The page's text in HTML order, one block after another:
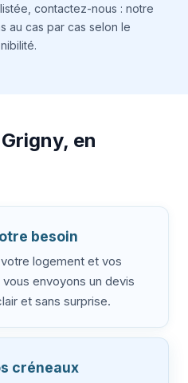
contactez-nous : notre
au cas par cas selon le
en
besoin
logement et vos
envoyons un devis
et sans surprise.
créneaux